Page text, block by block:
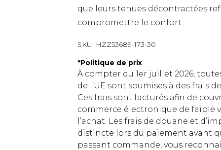
que leurs tenues décontractées
compromettre le confort.
SKU: HZZ53689-173-30
*Politique de prix
À compter du 1er juillet 2026,
de l’UE sont soumises à des frais
Ces frais sont facturés afin de
commerce électronique de faible
l’achat. Les frais de douane et
distincte lors du paiement avant
passant commande, vous